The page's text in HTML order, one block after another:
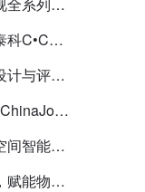
心！
C•CUR
新时代
计与评估
同游”新
间智能时
赋能物联